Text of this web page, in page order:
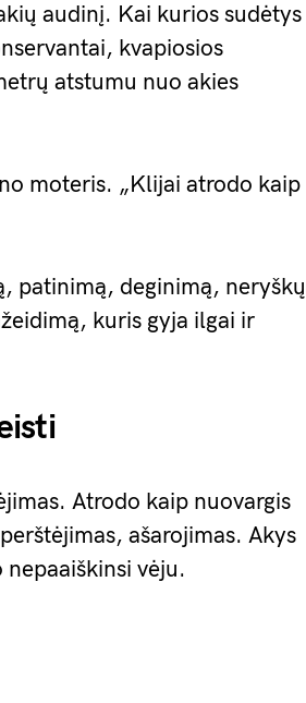
audinį. Kai kurios sudėtys
kvapiosios
atstumu nuo akies
moteris. „Klijai atrodo kaip
patinimą, deginimą, neryškų
kuris gyja ilgai ir
Atrodo kaip nuovargis
ašarojimas. Akys
vėju.